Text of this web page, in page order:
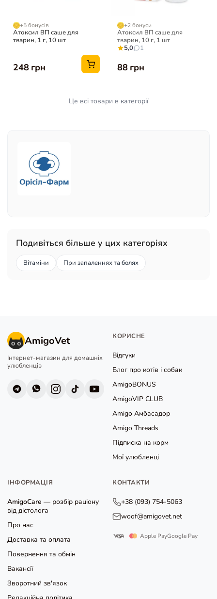
+5 бонусів
Атоксил ВП саше для
тварин, 1 г, 10 шт
248 грн
+2 бонуси
Атоксил ВП саше для
тварин, 10 г, 1 шт
5,0
1
88 грн
Це всі товари в категорії
Подивіться більше у цих категоріях
Вітаміни При запаленнях та болях
AmigoVet
Інтернет-магазин для домашніх
улюбленців
КОРИСНЕ
Відгуки
Блог про котів і собак
AmigoBONUS
AmigoVIP CLUB
Amigo Амбасадор
Amigo Threads
Підписка на корм
Мої улюбленці
ІНФОРМАЦІЯ
AmigoCare — розбір раціону
від дієтолога
Про нас
Доставка та оплата
Повернення та обмін
Вакансії
Зворотний зв'язок
КОНТАКТИ
+38 (093) 754-5063
woof@amigovet.net
Apple PayGoogle Pay